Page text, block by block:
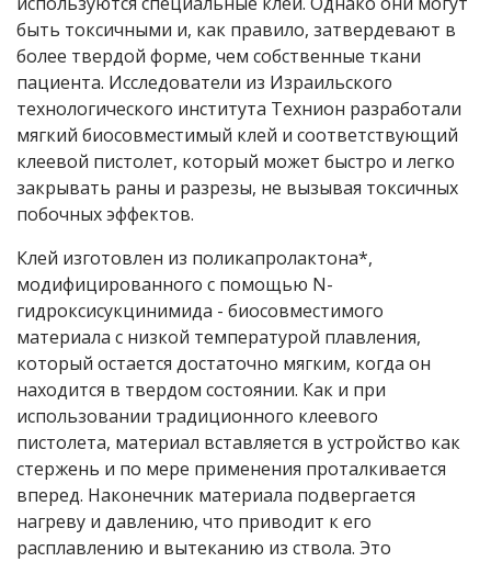
быть токсичными и, как правило, затвердевают в
более твердой форме, чем собственные ткани
пациента. Исследователи из Израильского
технологического института Технион разработали
мягкий биосовместимый клей и соответствующий
клеевой пистолет, который может быстро и легко
закрывать раны и разрезы, не вызывая токсичных
побочных эффектов.
Клей изготовлен из поликапролактона*,
модифицированного с помощью N-
гидроксисукцинимида - биосовместимого
материала с низкой температурой плавления,
который остается достаточно мягким, когда он
находится в твердом состоянии. Как и при
использовании традиционного клеевого
пистолета, материал вставляется в устройство как
стержень и по мере применения проталкивается
вперед. Наконечник материала подвергается
нагреву и давлению, что приводит к его
расплавлению и вытеканию из ствола. Это